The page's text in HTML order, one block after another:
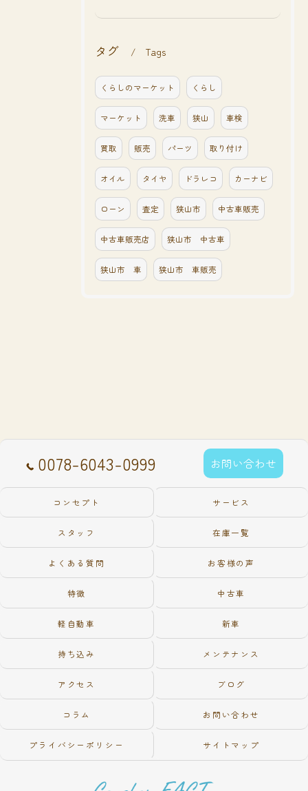
タグ Tags
くらしのマーケット くらし
マーケット 洗車 狭山 車検
買取 販売 パーツ 取り付け
オイル タイヤ ドラレコ カーナビ
ローン 査定 狭山市 中古車販売
中古車販売店 狭山市 中古車
狭山市 車 狭山市 車販売
0078-6043-0999 お問い合わせ
コンセプト サービス
スタッフ 在庫一覧
よくある質問 お客様の声
特徴 中古車
軽自動車 新車
持ち込み メンテナンス
アクセス ブログ
コラム お問い合わせ
プライバシーポリシー サイトマップ